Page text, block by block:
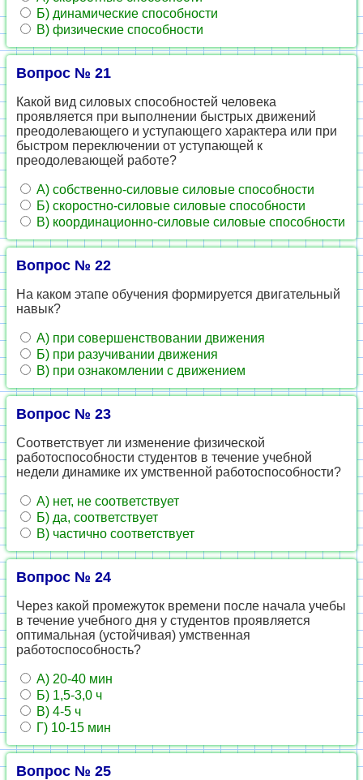
Б) динамические способности
В) физические способности
Вопрос № 21
Какой вид силовых способностей человека
проявляется при выполнении быстрых движений
преодолевающего и уступающего характера или при
быстром переключении от уступающей к
преодолевающей работе?
А) собственно-силовые силовые способности
Б) скоростно-силовые силовые способности
В) координационно-силовые силовые способности
Вопрос № 22
На каком этапе обучения формируется двигательный
навык?
А) при совершенствовании движения
Б) при разучивании движения
В) при ознакомлении с движением
Вопрос № 23
Соответствует ли изменение физической
работоспособности студентов в течение учебной
недели динамике их умственной работоспособности?
А) нет, не соответствует
Б) да, соответствует
В) частично соответствует
Вопрос № 24
Через какой промежуток времени после начала учебы
в течение учебного дня у студентов проявляется
оптимальная (устойчивая) умственная
работоспособность?
А) 20-40 мин
Б) 1,5-3,0 ч
В) 4-5 ч
Г) 10-15 мин
Вопрос № 25